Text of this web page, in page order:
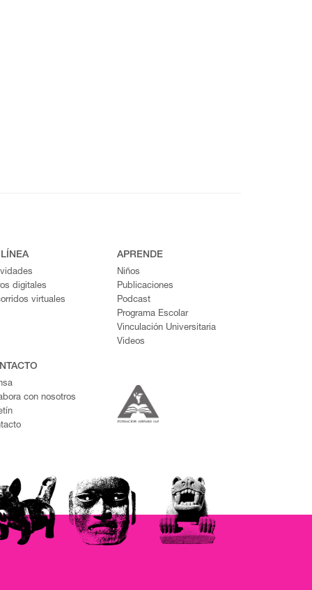
digitales
virtuales
APRENDE
Niños
Publicaciones
Podcast
Programa Escolar
Vinculación Universitaria
Videos
con nosotros